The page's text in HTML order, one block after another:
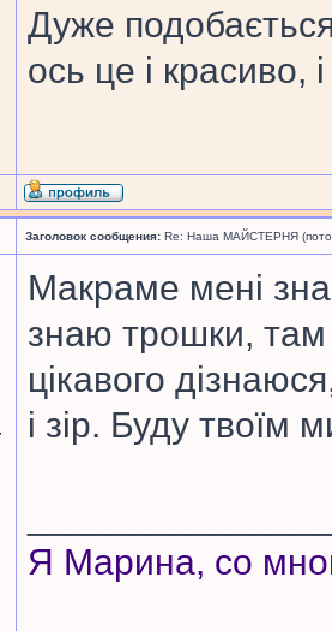
Дуже
ось це і красиво,
Заголовок сообщения: Re: Наша МАЙСТЕРНЯ
Макраме мені
знаю трошки, там
цікавого
і зір. Буду твоїм
Я Марина, со